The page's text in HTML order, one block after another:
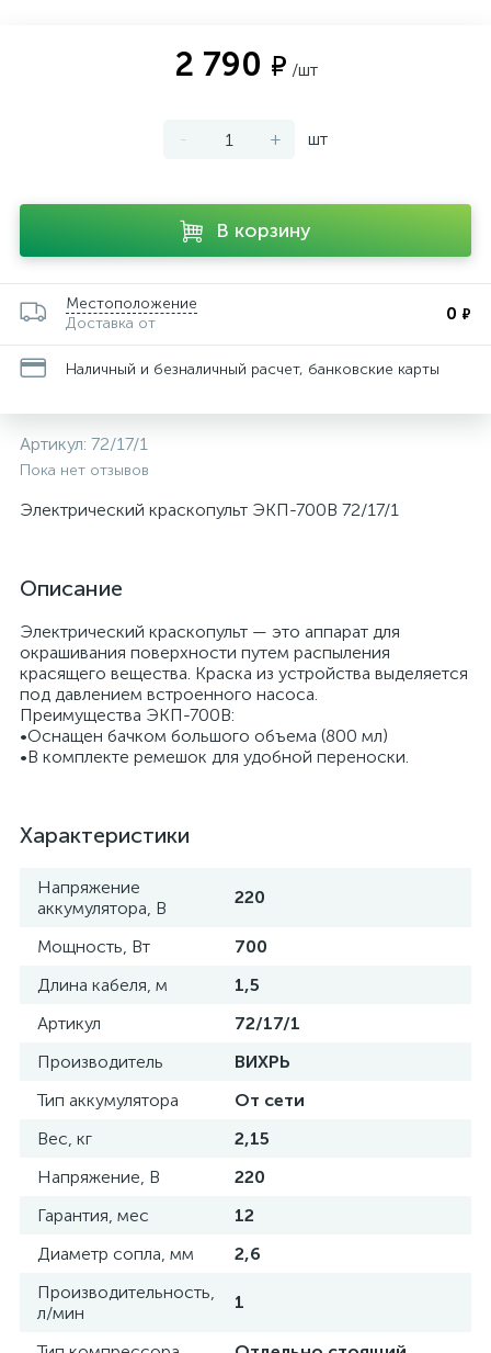
2 790 ₽ /шт
- + шт
В корзину
Местоположение
Доставка от
0 ₽
Наличный и безналичный расчет, банковские карты
Артикул: 72/17/1
Пока нет отзывов
Электрический краскопульт ЭКП-700В 72/17/1
Описание
Электрический краскопульт — это аппарат для
окрашивания поверхности путем распыления
красящего вещества. Краска из устройства выделяется
под давлением встроенного насоса.
Преимущества ЭКП-700В:
•Оснащен бачком большого объема (800 мл)
•В комплекте ремешок для удобной переноски.
Характеристики
Напряжение
аккумулятора, В
220
Мощность, Вт
700
Длина кабеля, м
1,5
Артикул
72/17/1
Производитель
ВИХРЬ
Тип аккумулятора
От сети
Вес, кг
2,15
Напряжение, В
220
Гарантия, мес
12
Диаметр сопла, мм
2,6
Производительность,
л/мин
1